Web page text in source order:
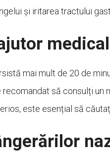
și iritarea tractului
medical
mai mult de 20 de
să consulți un
este esențial să